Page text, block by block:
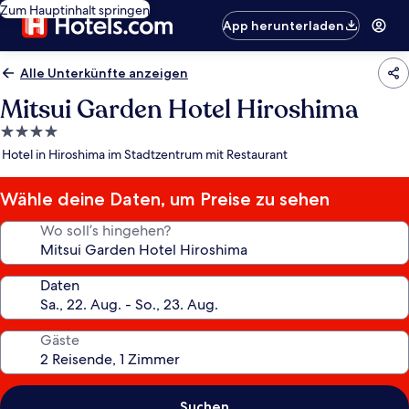
Zum Hauptinhalt springen
App herunterladen
Alle Unterkünfte anzeigen
Mitsui Garden Hotel Hiroshima
4.0-
Sterne-
Hotel in Hiroshima im Stadtzentrum mit Restaurant
Wähle deine Daten, um Preise zu sehen
Wo soll’s hingehen?
Daten
Gäste